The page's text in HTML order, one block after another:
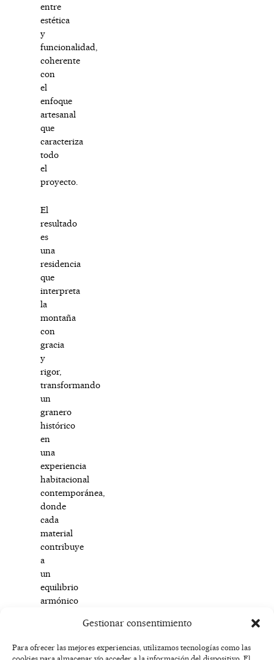
Gestionar consentimiento
Para ofrecer las mejores experiencias, utilizamos tecnologías como las
entre
estética
y
funcionalidad,
coherente
con
el
enfoque
artesanal
que
caracteriza
todo
el
proyecto.
El
resultado
es
una
residencia
que
interpreta
la
montaña
con
gracia
y
rigor,
transformando
un
granero
histórico
en
una
experiencia
habitacional
contemporánea,
donde
cada
material
contribuye
a
un
equilibrio
armónico
reconocible.